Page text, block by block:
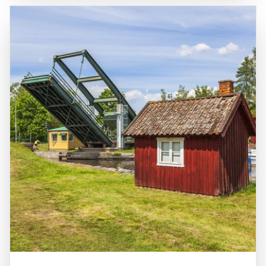
ein Ort der Anbetung, sondern auch ein kulturelles
beherbergt. Die Kombination aus historischer Bedeutung
und architektonischer Schönheit macht die Klosterkirche
Sancta Birgitta zu einem unvergesslichen Ziel für
Reisende.
Verkehrsmitteln von Städten wie Linköping und Jönköping
für Tagesausflüge macht.